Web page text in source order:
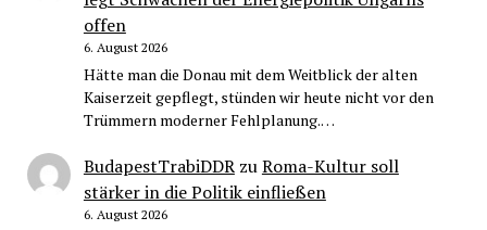
offen
6. August 2026
Hätte man die Donau mit dem Weitblick der alten
Kaiserzeit gepflegt, stünden wir heute nicht vor den
Trümmern moderner Fehlplanung.…
BudapestTrabiDDRzuRoma-Kultur soll
stärker in die Politik einfließen
6. August 2026